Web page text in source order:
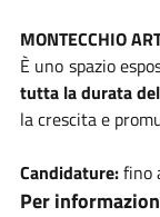
MONTECCHIO
È uno spazio
tutta la durata
la crescita e
Candidature:fino
Per